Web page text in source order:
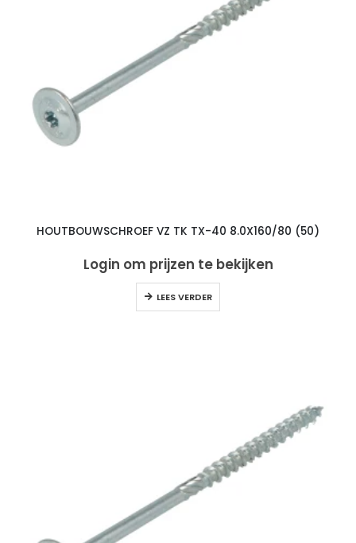
HOUTBOUWSCHROEF VZ TK TX-40 8.0X160/80 (50)
Login om prijzen te bekijken
LEES VERDER